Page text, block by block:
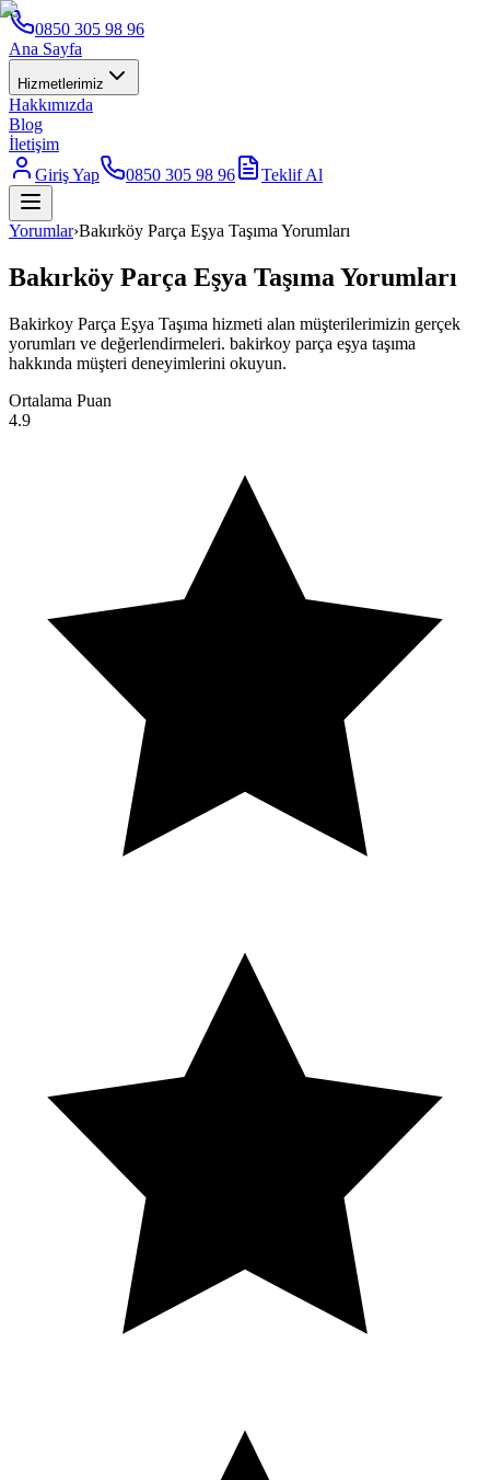
0850 305 98 96
Ana Sayfa
Hizmetlerimiz
Hakkımızda
Blog
İletişim
Giriş Yap
0850 305 98 96 Teklif Al
Yorumlar›Bakırköy Parça Eşya Taşıma Yorumları
Bakırköy Parça Eşya Taşıma Yorumları
Bakirkoy Parça Eşya Taşıma hizmeti alan müşterilerimizin gerçek
yorumları ve değerlendirmeleri. bakirkoy parça eşya taşıma
hakkında müşteri deneyimlerini okuyun.
Ortalama Puan
4.9